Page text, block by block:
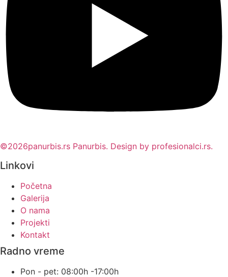
©2026panurbis.rs Panurbis. Design by profesionalci.rs.
Linkovi
Početna
Galerija
O nama
Projekti
Kontakt
Radno vreme
Pon - pet: 08:00h -17:00h